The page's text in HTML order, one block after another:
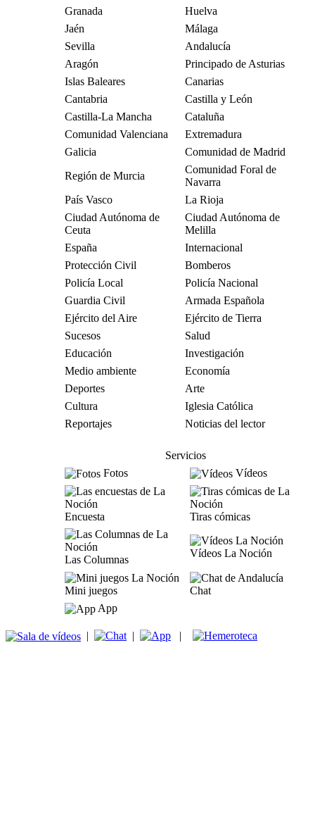
Granada
Huelva
Jaén
Málaga
Sevilla
Andalucía
Aragón
Principado de Asturias
Islas Baleares
Canarias
Cantabria
Castilla y León
Castilla-La Mancha
Cataluña
Comunidad Valenciana
Extremadura
Galicia
Comunidad de Madrid
Región de Murcia
Comunidad Foral de
Navarra
País Vasco
La Rioja
Ciudad Autónoma de
Ceuta
Ciudad Autónoma de
Melilla
España
Internacional
Protección Civil
Bomberos
Policía Local
Policía Nacional
Guardia Civil
Armada Española
Ejército del Aire
Ejército de Tierra
Sucesos
Salud
Educación
Investigación
Medio ambiente
Economía
Deportes
Arte
Cultura
Iglesia Católica
Reportajes
Noticias del lector
Servicios
Fotos
Vídeos
Encuesta Tiras cómicas
Las Columnas
Vídeos La Noción
Mini juegos
Chat
App
| | |